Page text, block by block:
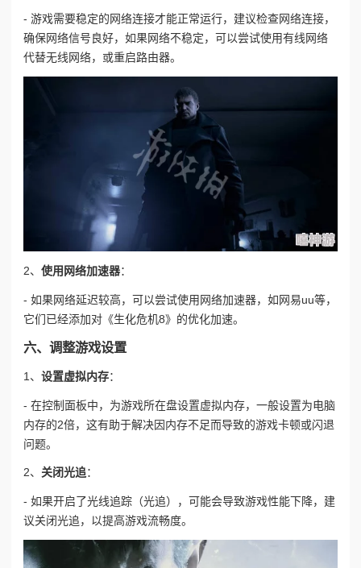
- 游戏需要稳定的网络连接才能正常运行，建议检查网络连接，
确保网络信号良好，如果网络不稳定，可以尝试使用有线网络
代替无线网络，或重启路由器。
2、 使用网络加速器：
- 如果网络延迟较高，可以尝试使用网络加速器，如网易uu等，
它们已经添加对《生化危机8》的优化加速。
六、调整游戏设置
1、 设置虚拟内存：
- 在控制面板中，为游戏所在盘设置虚拟内存，一般设置为电脑
内存的2倍，这有助于解决因内存不足而导致的游戏卡顿或闪退
问题。
2、 关闭光追：
- 如果开启了光线追踪（光追），可能会导致游戏性能下降，建
议关闭光追，以提高游戏流畅度。